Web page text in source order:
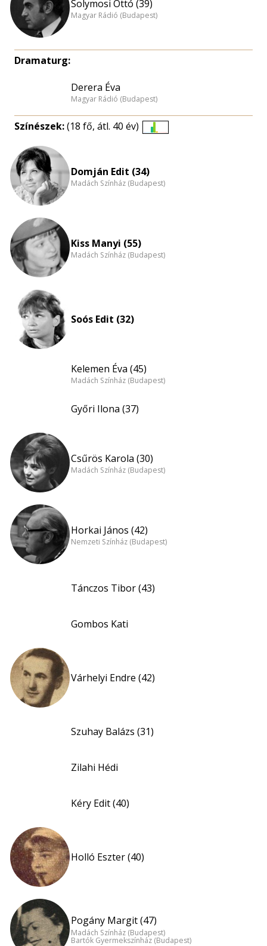
Solymosi Ottó (39)
Magyar Rádió (Budapest)
Dramaturg:
Derera Éva
Magyar Rádió (Budapest)
Színészek:(18 fő, átl. 40 év)
Domján Edit (34)
Madách Színház (Budapest)
Kiss Manyi (55)
Madách Színház (Budapest)
Soós Edit (32)
Kelemen Éva (45)
Madách Színház (Budapest)
Győri Ilona (37)
Csűrös Karola (30)
Madách Színház (Budapest)
Horkai János (42)
Nemzeti Színház (Budapest)
Tánczos Tibor (43)
Gombos Kati
Várhelyi Endre (42)
Szuhay Balázs (31)
Zilahi Hédi
Kéry Edit (40)
Holló Eszter (40)
Pogány Margit (47)
Madách Színház (Budapest)
Bartók Gyermekszínház (Budapest)